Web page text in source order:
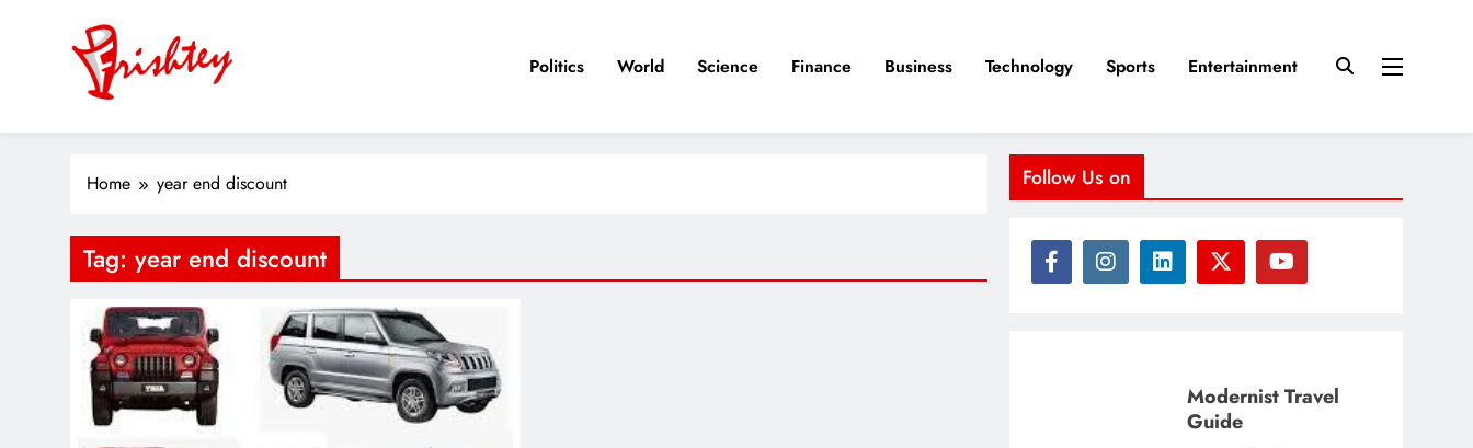
Your Window to the World
Politics World Science Finance Business Technology Sports Entertainment
Home year end discount
Tag: year end discount
Follow Us on
Modernist Travel
Guide